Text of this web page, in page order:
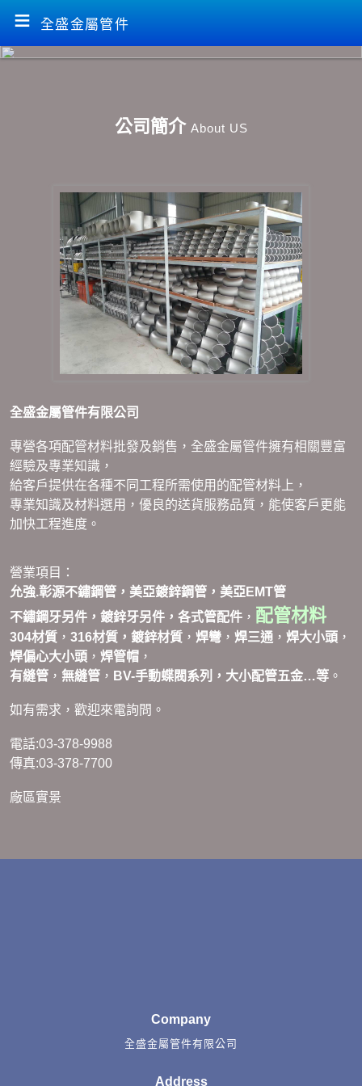
≡ 全盛金屬管件
公司簡介 About US
全盛金屬管件有限公司
專營各項配管材料批發及銷售，全盛金屬管件擁有相關豐富
經驗及專業知識，
給客戶提供在各種不同工程所需使用的配管材料上，
專業知識及材料選用，優良的送貨服務品質，能使客戶更能
加快工程進度。
營業項目：
允強.彰源不鏽鋼管，美亞鍍鋅鋼管，美亞EMT管
不鏽鋼牙另件，鍍鋅牙另件，各式管配件， 配管材料
304材質， 316材質，鍍鋅材質， 焊彎， 焊三通， 焊大小頭，
焊偏心大小頭， 焊管帽，
有縫管， 無縫管， BV-手動蝶閥系列，大小配管五金…等。
如有需求，歡迎來電詢問。
電話:03-378-9988
傳真:03-378-7700
廠區實景
Company
全盛金屬管件有限公司
Address